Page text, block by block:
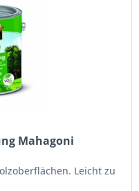
Mahagoni
Leicht zu